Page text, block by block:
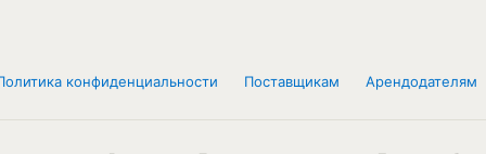
конфиденциальности Поставщикам Арендодателям